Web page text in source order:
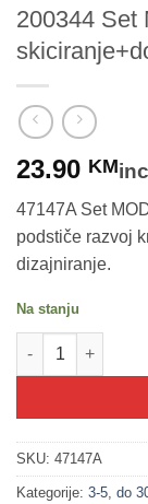
200344 Set
23.90 KM
47147A Set
podstiče razvoj
dizajniranje.
Na stanju
200344 Set
SKU: 47147A
Kategorije: 3-5 do